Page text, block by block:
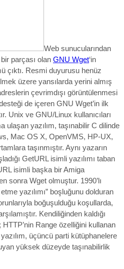
Web sunucularından
parçası olan GNU Wget‘in
çıktı. Resmi duyurusu henüz
üzere yansılarda yerini almış
çevrimdışı görüntülenmesi
de içeren GNU Wget’in ilk
Unix ve GNU/Linux kullanıcıları
ulaşan yazılım, taşınabilir C dilinde
Mac OS X, OpenVMS, HP-UX,
taşınmıştır. Aynı yazarın
GetURL isimli yazılımı taban
isimli başka bir Amiga
sonra Wget olmuştur. 1990’lı
yazılımı” boşluğunu dolduran
boğuşulduğu koşullarda,
Kendiliğinden kaldığı
Range özelliğini kullanan
üçüncü parti kütüphanelere
yüksek düzeyde taşınabilirlik